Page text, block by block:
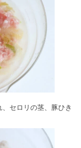
セロリの茎、豚ひき